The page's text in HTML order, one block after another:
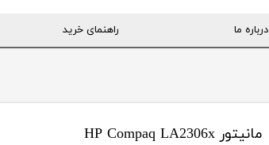
درباره ما راهنمای خرید
مانیتور HP Compaq LA2306x